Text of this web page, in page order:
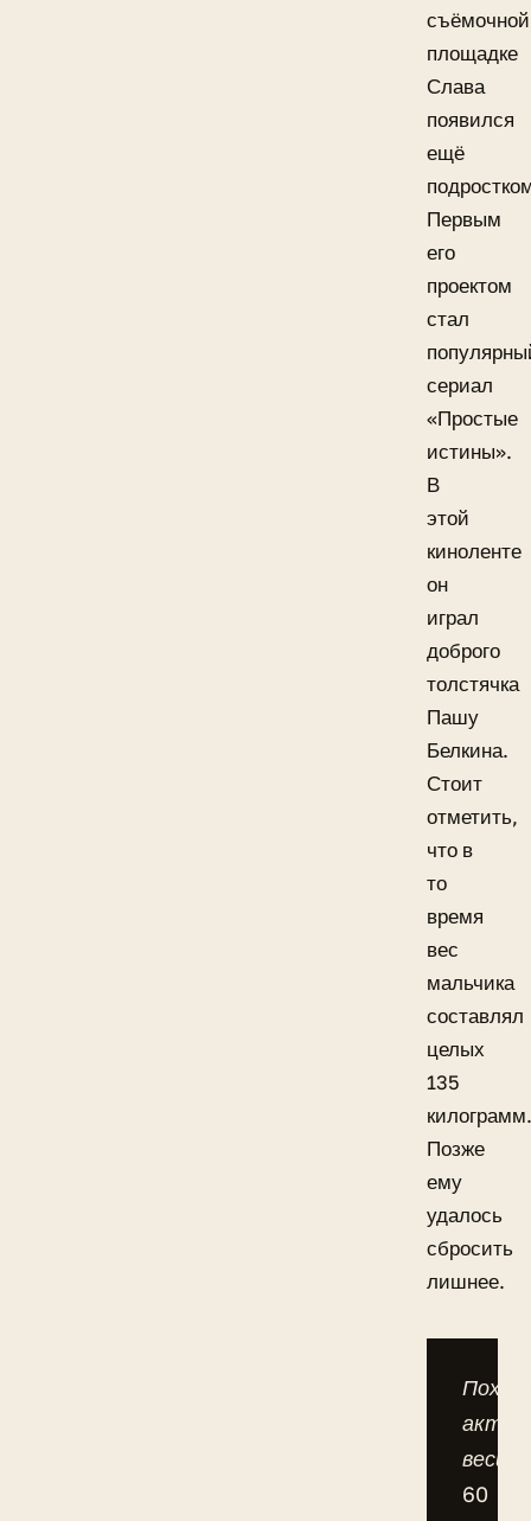
съёмочной
площадке
Слава
появился
ещё
Первым
его
проектом
стал
сериал
«Простые
истины».
В
этой
киноленте
он
играл
доброго
толстячка
Пашу
Белкина.
Стоит
отметить,
что в
то
время
вес
мальчика
составлял
целых
135
килограмм.
Позже
ему
удалось
сбросить
лишнее.
актёр
весил
60